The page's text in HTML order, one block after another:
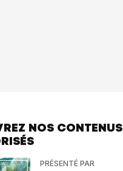
NOS CONTENUS
PRÉSENTÉ PAR